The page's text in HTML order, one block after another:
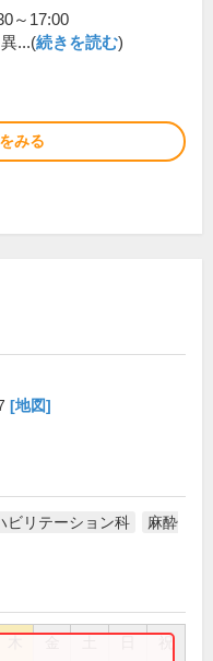
～17:00
...(続きを読む)
みる
[地図]
ビリテーション科
麻酔
祝